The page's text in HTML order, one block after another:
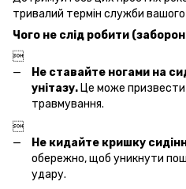
тривалий термін служби вашого
Чого не слід робити

Не ставайте ногами на
унітазу. Це може
травмування.

Не кидайте кришку
обережно, щоб уникнути
удару.